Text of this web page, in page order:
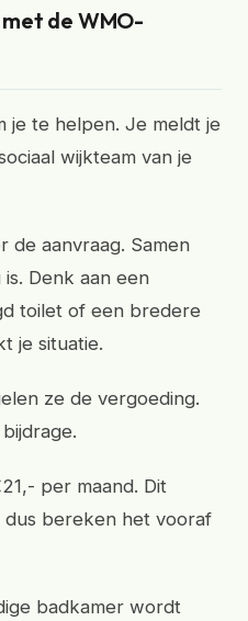
de WMO-
je te helpen. Je meldt je
wijkteam van je
de aanvraag. Samen
Denk aan een
toilet of een bredere
je situatie.
ze de vergoeding.
per maand. Dit
bereken het vooraf
badkamer wordt